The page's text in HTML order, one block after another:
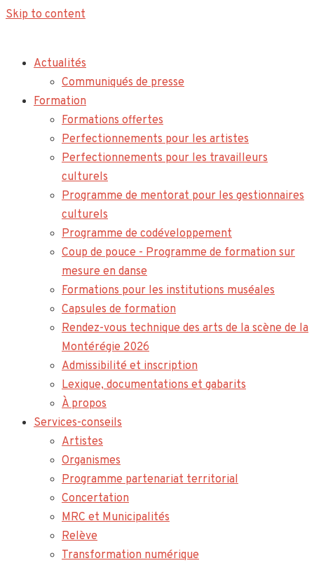
Skip to content
Actualités
Communiqués de presse
Formation
Formations offertes
Perfectionnements pour les artistes
Perfectionnements pour les travailleurs
culturels
Programme de mentorat pour les gestionnaires
culturels
Programme de codéveloppement
Coup de pouce - Programme de formation sur
mesure en danse
Formations pour les institutions muséales
Capsules de formation
Rendez-vous technique des arts de la scène de la
Montérégie 2026
Admissibilité et inscription
Lexique, documentations et gabarits
À propos
Services-conseils
Artistes
Organismes
Programme partenariat territorial
Concertation
MRC et Municipalités
Relève
Transformation numérique